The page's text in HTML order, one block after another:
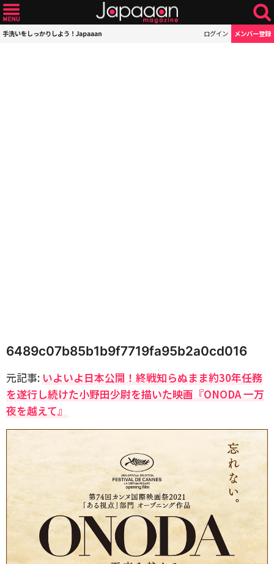
手洗いをしっかりしよう！Japaaan ログイン メンバー登録
6489c07b85b1b9f7719fa95b2a0cd016
元記事: いよいよ日本公開！終戦知らぬまま約30年任務
を遂行し続けた小野田少尉を描いた映画『ONODA 一万
夜を越えて』